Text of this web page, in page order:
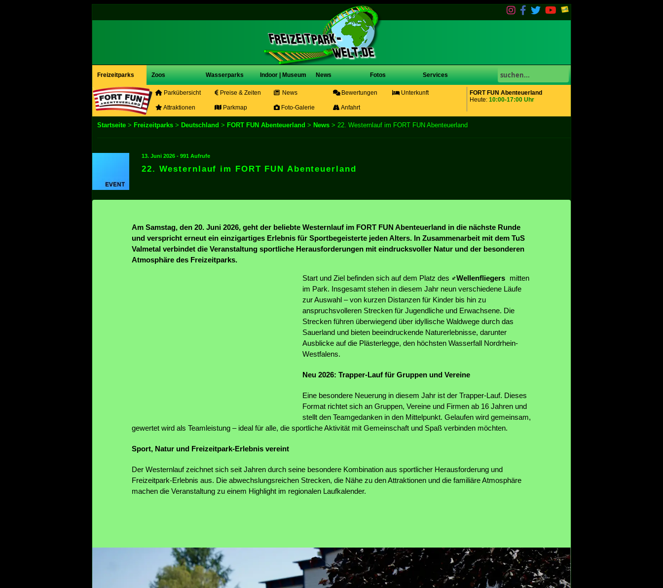
Freizeitparks Zoos Wasserparks Indoor | Museum News Fotos Services
FORT FUN Abenteuerland
Heute: 10:00-17:00 Uhr
Parkübersicht Preise & Zeiten News Bewertungen Unterkunft
Attraktionen Parkmap Foto-Galerie Anfahrt
Startseite > Freizeitparks > Deutschland > FORT FUN Abenteuerland > News > 22. Westernlauf im FORT FUN Abenteuerland
13. Juni 2026 - 991 Aufrufe
22. Westernlauf im FORT FUN Abenteuerland
Am Samstag, den 20. Juni 2026, geht der beliebte Westernlauf im FORT FUN Abenteuerland in die nächste Runde
und verspricht erneut ein einzigartiges Erlebnis für Sportbegeisterte jeden Alters. In Zusammenarbeit mit dem TuS
Valmetal verbindet die Veranstaltung sportliche Herausforderungen mit eindrucksvoller Natur und der besonderen
Atmosphäre des Freizeitparks.
Start und Ziel befinden sich auf dem Platz des Wellenfliegers mitten
im Park. Insgesamt stehen in diesem Jahr neun verschiedene Läufe
zur Auswahl – von kurzen Distanzen für Kinder bis hin zu
anspruchsvolleren Strecken für Jugendliche und Erwachsene. Die
Strecken führen überwiegend über idyllische Waldwege durch das
Sauerland und bieten beeindruckende Naturerlebnisse, darunter
Ausblicke auf die Plästerlegge, den höchsten Wasserfall Nordrhein-
Westfalens.
Neu 2026: Trapper-Lauf für Gruppen und Vereine
Eine besondere Neuerung in diesem Jahr ist der Trapper-Lauf. Dieses
Format richtet sich an Gruppen, Vereine und Firmen ab 16 Jahren und
stellt den Teamgedanken in den Mittelpunkt. Gelaufen wird gemeinsam,
gewertet wird als Teamleistung – ideal für alle, die sportliche Aktivität mit Gemeinschaft und Spaß verbinden möchten.
Sport, Natur und Freizeitpark-Erlebnis vereint
Der Westernlauf zeichnet sich seit Jahren durch seine besondere Kombination aus sportlicher Herausforderung und
Freizeitpark-Erlebnis aus. Die abwechslungsreichen Strecken, die Nähe zu den Attraktionen und die familiäre Atmosphäre
machen die Veranstaltung zu einem Highlight im regionalen Laufkalender.